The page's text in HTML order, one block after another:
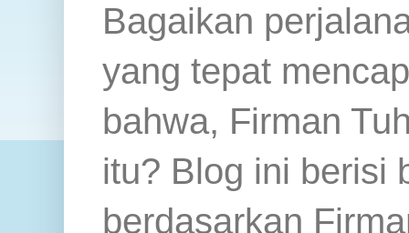
Bagaikan
yang tepat
bahwa, Firman
itu? Blog ini berisi
berdasarkan